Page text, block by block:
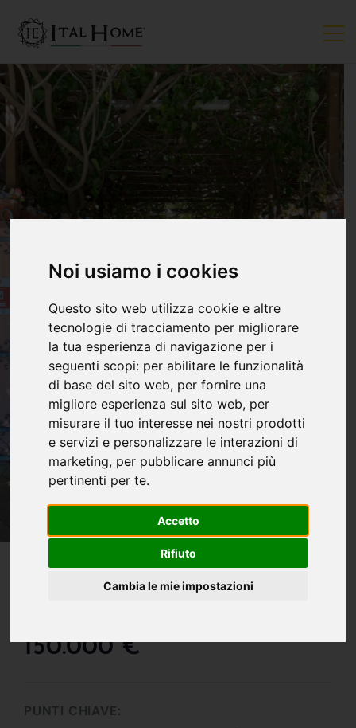
Noi usiamo i cookies
Questo sito web utilizza cookie e altre
tecnologie di tracciamento per migliorare
la tua esperienza di navigazione per i
seguenti scopi: per abilitare le funzionalità
di base del sito web, per fornire una
migliore esperienza sul sito web, per
misurare il tuo interesse nei nostri prodotti
e servizi e personalizzare le interazioni di
marketing, per pubblicare annunci più
pertinenti per te.
Accetto
Rifiuto
Cambia le mie impostazioni
Imperdibile Occasione -
150.000 €
PUNTI CHIAVE: